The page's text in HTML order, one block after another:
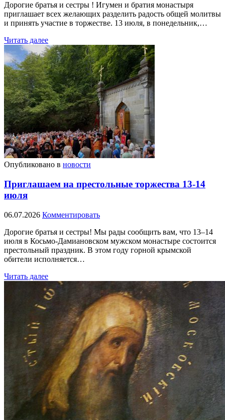
Дорогие братья и сестры ! Игумен и братия монастыря
приглашает всех желающих разделить радость общей молитвы
и принять участие в торжестве. 13 июля, в понедельник,…
Читать далее
Опубликовано в новости
Приглашаем на престольные торжества 13-14
июля
06.07.2026 Комментировать
Дорогие братья и сестры! Мы рады сообщить вам, что 13–14
июля в Косьмо-Дамиановском мужском монастыре состоится
престольный праздник. В этом году горной крымской
обители исполняется…
Читать далее